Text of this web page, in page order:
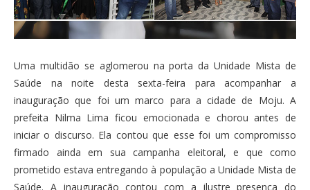
Uma multidão se aglomerou na porta da Unidade Mista de
Saúde na noite desta sexta-feira para acompanhar a
inauguração que foi um marco para a cidade de Moju. A
prefeita Nilma Lima ficou emocionada e chorou antes de
iniciar o discurso. Ela contou que esse foi um compromisso
firmado ainda em sua campanha eleitoral, e que como
prometido estava entregando à população a Unidade Mista de
Saúde. A inauguração contou com a ilustre presença do